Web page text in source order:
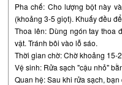
Pha chế: Cho lượng bột này
(khoảng 3-5 giọt). Khuấy đều
Thoa lên: Dùng ngón tay thoa
vật. Tránh bôi vào lỗ sáo.
Thời gian chờ: Chờ khoảng 15-
Vệ sinh: Rửa sạch "cậu nhỏ"
Quan hệ: Sau khi rửa sạch,